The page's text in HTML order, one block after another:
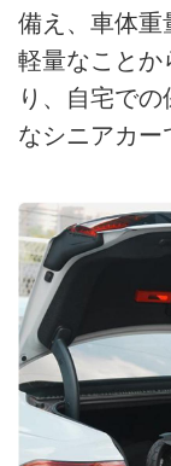
備え、車体重
軽量なことか
り、自宅で
なシニアカー